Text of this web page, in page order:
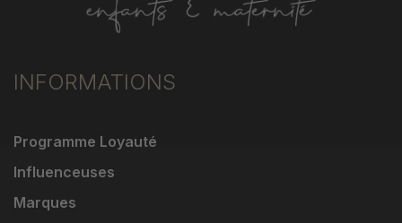
INFORMATIONS
Programme Loyauté
Influenceuses
Marques